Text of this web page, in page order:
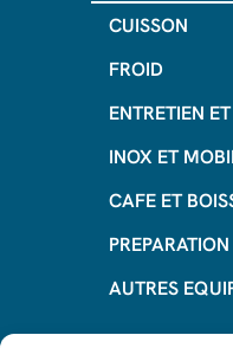
CUISSON
FROID
ENTRETIEN
INOX ET
CAFE ET
AUTRES